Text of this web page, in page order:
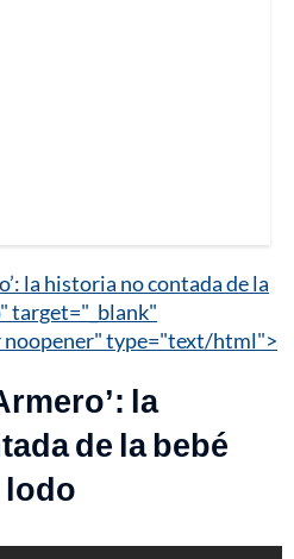
la historia no contada de la
target="_blank"
type="text/html">
la
de la bebé
lodo